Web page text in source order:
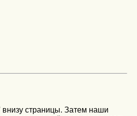
страницы. Затем наши